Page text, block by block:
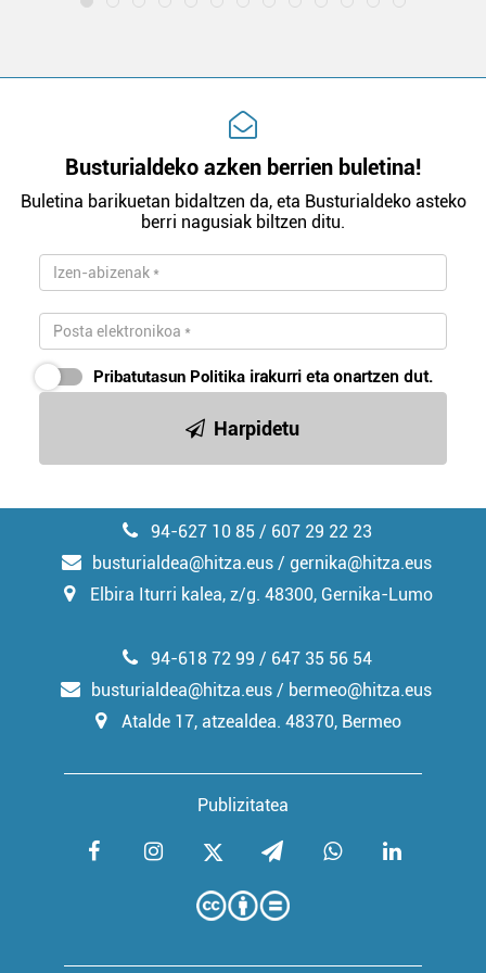
Busturialdeko azken berrien buletina!
Buletina barikuetan bidaltzen da, eta Busturialdeko asteko
berri nagusiak biltzen ditu.
Pribatutasun Politika irakurri eta onartzen dut.
Harpidetu
94-627 10 85 / 607 29 22 23
busturialdea@hitza.eus / gernika@hitza.eus
Elbira Iturri kalea, z/g. 48300, Gernika-Lumo
Publizitatea
94-618 72 99 / 647 35 56 54
busturialdea@hitza.eus / bermeo@hitza.eus
Atalde 17, atzealdea. 48370, Bermeo